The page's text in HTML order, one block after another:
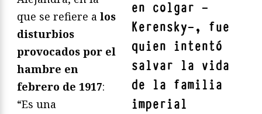
en colgar —
Kerensky—, fue
quien intentó
salvar la vida
de la familia
imperial
que se refiere a los
disturbios
provocados por el
hambre en
febrero de 1917:
“Es una